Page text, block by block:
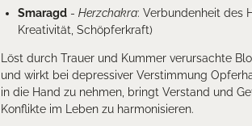
Smaragd - Herzchakra: Verbundenheit des
Kreativität, Schöpferkraft)
Löst durch Trauer und Kummer verursachte
und wirkt bei depressiver Verstimmung
in die Hand zu nehmen, bringt Verstand und
Konflikte im Leben zu harmonisieren.